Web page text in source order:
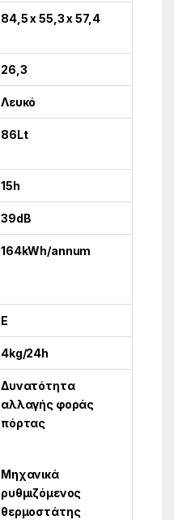
84,5 x 55,3 x 57,4
26,3
Λευκό
86Lt
15h
39dB
164kWh/annum
E
4kg/24h
Δυνατότητα
αλλαγής φοράς
πόρτας
Μηχανικά
ρυθμιζόμενος
θερμοστάτης